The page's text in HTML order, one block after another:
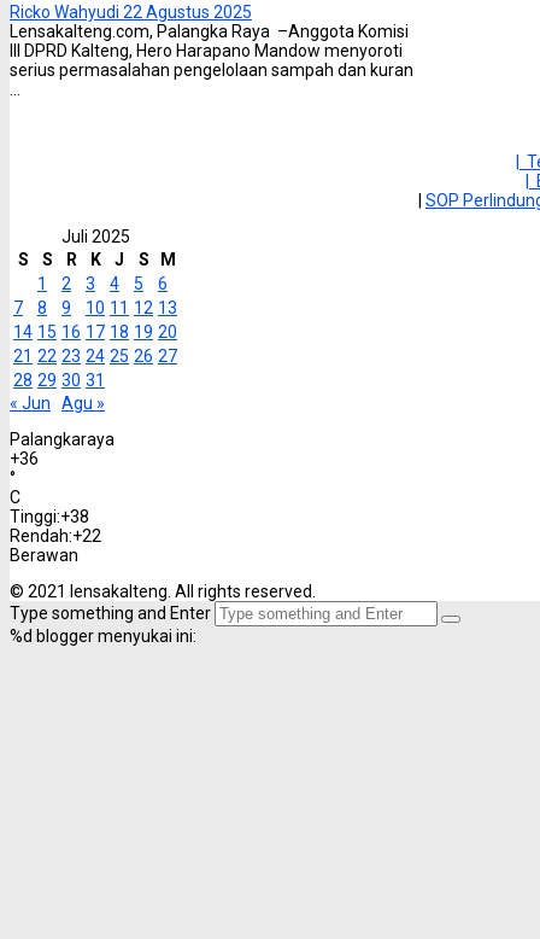
Ricko Wahyudi 22 Agustus 2025
Lensakalteng.com, Palangka Raya –Anggota Komisi
III DPRD Kalteng, Hero Harapano Mandow menyoroti
serius permasalahan pengelolaan sampah dan kuran
|
SOP
Juli 2025
S
S R K J S
M
1
2 3 4 5
6
7
8 9 10 11 12 13
14 15 16 17 18 19 20
21 22 23 24 25 26 27
28 29 30 31
« Jun
Agu »
Palangkaraya
+36
°
C
Tinggi:+38
Rendah:+22
Berawan
© 2021 lensakalteng. All rights reserved.
Type something and Enter
%d blogger menyukai ini: